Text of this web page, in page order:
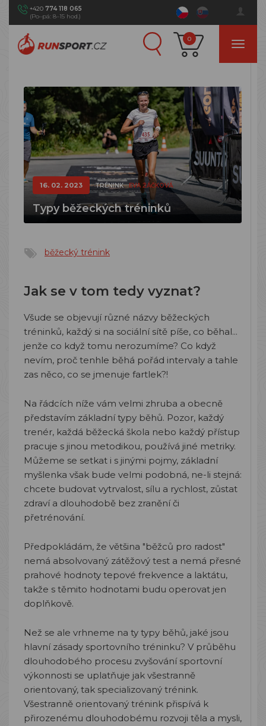
+420 774 118 065
(Po–pá: 8–15 hod.)
0
16. 02. 2023 TRÉNINK EVA ŽÁČKOVÁ
Typy běžeckých tréninků
běžecký trénink
Jak se v tom tedy vyznat?
Všude se objevují různé názvy běžeckých
tréninků, každý si na sociální sítě píše, co běhal...
jenže co když tomu nerozumíme? Co když
nevím, proč tenhle běhá pořád intervaly a tahle
zas něco, co se jmenuje fartlek?!
Na řádcích níže vám velmi zhruba a obecně
představím základní typy běhů. Pozor, každý
trenér, každá běžecká škola nebo každý přístup
pracuje s jinou metodikou, používá jiné metriky.
Můžeme se setkat i s jinými pojmy, základní
myšlenka však bude velmi podobná, ne-li stejná:
chcete budovat vytrvalost, sílu a rychlost, zůstat
zdraví a dlouhodobě bez zranění či
přetrénování.
Předpokládám, že většina "běžců pro radost"
nemá absolvovaný zátěžový test a nemá přesné
prahové hodnoty tepové frekvence a laktátu,
takže s těmito hodnotami budu operovat jen
doplňkově.
Než se ale vrhneme na ty typy běhů, jaké jsou
hlavní zásady sportovního tréninku? V průběhu
dlouhodobého procesu zvyšování sportovní
výkonnosti se uplatňuje jak všestranně
orientovaný, tak specializovaný trénink.
Všestranně orientovaný trénink přispívá k
přirozenému dlouhodobému rozvoji těla a mysli,